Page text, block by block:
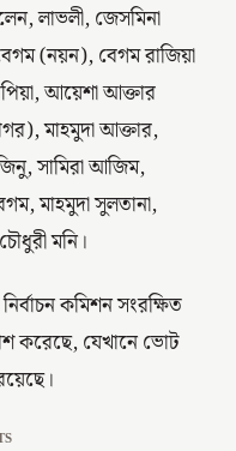
লাভলী, জেসমিনা
(নয়ন), বেগম রাজিয়া
আয়েশা আক্তার
মাহমুদা আক্তার,
জিনু, সামিরা আজিম,
মাহমুদা সুলতানা,
মনি।
কমিশন সংরক্ষিত
করেছে, যেখানে ভোট